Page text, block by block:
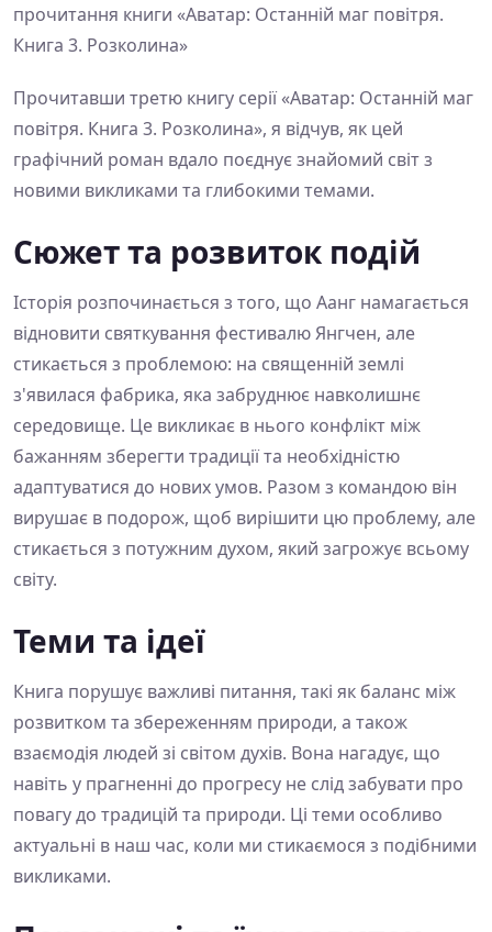
прочитання книги «Аватар: Останній маг повітря.
Книга 3. Розколина»
Прочитавши третю книгу серії «Аватар: Останній маг
повітря. Книга 3. Розколина», я відчув, як цей
графічний роман вдало поєднує знайомий світ з
новими викликами та глибокими темами.
Сюжет та розвиток подій
Історія розпочинається з того, що Аанг намагається
відновити святкування фестивалю Янгчен, але
стикається з проблемою: на священній землі
з'явилася фабрика, яка забруднює навколишнє
середовище. Це викликає в нього конфлікт між
бажанням зберегти традиції та необхідністю
адаптуватися до нових умов. Разом з командою він
вирушає в подорож, щоб вирішити цю проблему, але
стикається з потужним духом, який загрожує всьому
світу.
Теми та ідеї
Книга порушує важливі питання, такі як баланс між
розвитком та збереженням природи, а також
взаємодія людей зі світом духів. Вона нагадує, що
навіть у прагненні до прогресу не слід забувати про
повагу до традицій та природи. Ці теми особливо
актуальні в наш час, коли ми стикаємося з подібними
викликами.